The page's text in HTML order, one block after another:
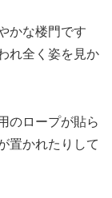
かな楼門です
れ全く姿を見か
のロープが貼ら
置かれたりして